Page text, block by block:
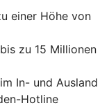
einer Höhe von
zu 15 Millionen
In- und Ausland
Hotline